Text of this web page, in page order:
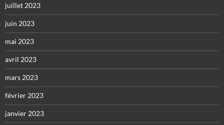
juillet 2023
juin 2023
mai 2023
avril 2023
mars 2023
février 2023
janvier 2023